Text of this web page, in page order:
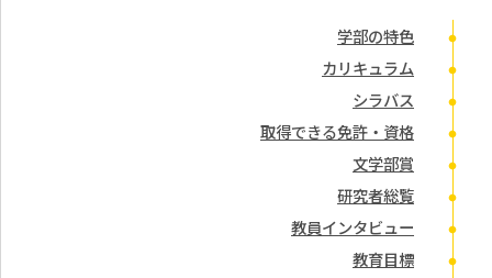
学部の特色
カリキュラム
シラバス
取得できる免許・資格
文学部賞
研究者総覧
教員インタビュー
教育目標